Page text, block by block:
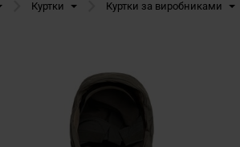
Куртки Куртки за виробниками